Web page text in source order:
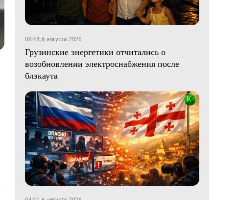
08:44, 6 августа 2026
Грузинские энергетики отчитались о
возобновлении электроснабжения после
блэкаута